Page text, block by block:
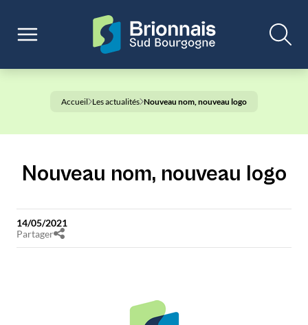
Accueil Les actualités Nouveau nom, nouveau logo
Nouveau nom, nouveau logo
14/05/2021
Partager